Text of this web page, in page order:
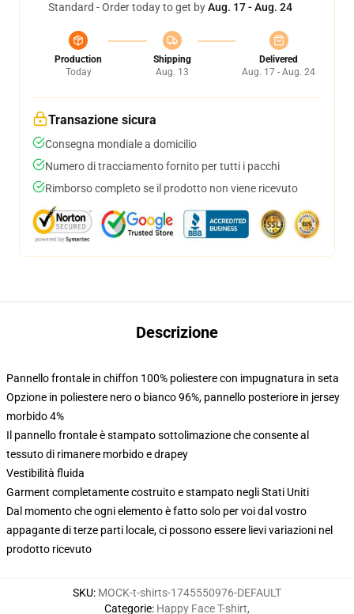
Standard - Order today to get byAug. 17 - Aug. 24
Production
Today
Shipping
Aug. 13
Delivered
Aug. 17 - Aug. 24
Transazione sicura
Consegna mondiale a domicilio
Numero di tracciamento fornito per tutti i pacchi
Rimborso completo se il prodotto non viene ricevuto
Descrizione
Pannello frontale in chiffon 100% poliestere con impugnatura in seta
Opzione in poliestere nero o bianco 96%, pannello posteriore in jersey
morbido 4%
Il pannello frontale è stampato sottolimazione che consente al
tessuto di rimanere morbido e drapey
Vestibilità fluida
Garment completamente costruito e stampato negli Stati Uniti
Dal momento che ogni elemento è fatto solo per voi dal vostro
appagante di terze parti locale, ci possono essere lievi variazioni nel
prodotto ricevuto
SKU: MOCK-t-shirts-1745550976-DEFAULT
Categorie: Happy Face T-shirt,